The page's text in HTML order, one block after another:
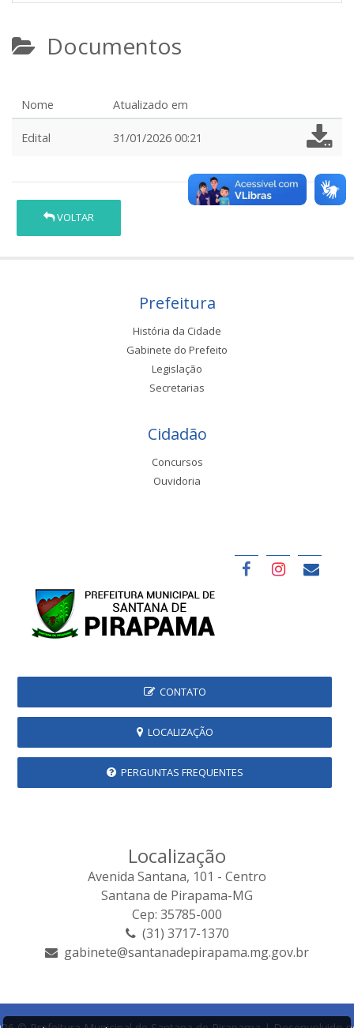
Documentos
Nome Atualizado em
Edital 31/01/2026 00:21
VOLTAR
Prefeitura
História da Cidade
Gabinete do Prefeito
Legislação
Secretarias
Cidadão
Concursos
Ouvidoria
CONTATO
LOCALIZAÇÃO
PERGUNTAS FREQUENTES
Localização
Avenida Santana, 101 - Centro
Santana de Pirapama-MG
Cep: 35785-000
(31) 3717-1370
gabinete@santanadepirapama.mg.gov.br